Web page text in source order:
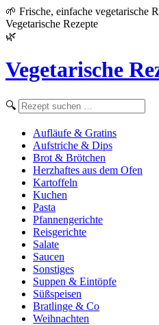
🌱 Frische, einfache vegetarische
Vegetarische Rezepte
🌿
Vegetarische
🔍 Rezept
suchen
Aufläufe & Gratins
Aufstriche & Dips
Brot & Brötchen
Herzhaftes aus dem Ofen
Kartoffeln
Kuchen
Pasta
Pfannengerichte
Reisgerichte
Salate
Saucen
Sonstiges
Suppen & Eintöpfe
Süßspeisen
Bratlinge & Co
Weihnachten